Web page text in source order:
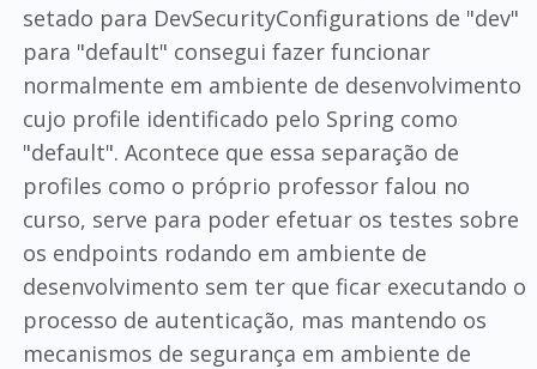
setado para DevSecurityConfigurations de "dev"
para "default" consegui fazer funcionar
normalmente em ambiente de desenvolvimento
cujo profile identificado pelo Spring como
"default". Acontece que essa separação de
profiles como o próprio professor falou no
curso, serve para poder efetuar os testes sobre
os endpoints rodando em ambiente de
desenvolvimento sem ter que ficar executando o
processo de autenticação, mas mantendo os
mecanismos de segurança em ambiente de